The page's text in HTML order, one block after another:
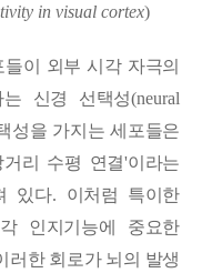
in visual cortex)
이 외부 시각 자극의
는 신경 선택성(neural
성을 가지는 세포들은
거리 수평 연결'이라는
있다. 이처럼 특이한
인지기능에 중요한
러한 회로가 뇌의 발생